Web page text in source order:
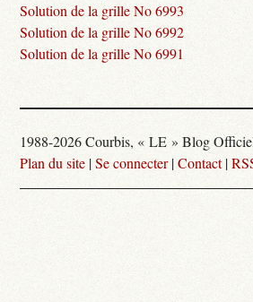
Solution de la grille No 6993
Solution de la grille No 6992
Solution de la grille No 6991
1988-2026 Courbis, « LE » Blog
Plan du site |Se connecter|Contact|